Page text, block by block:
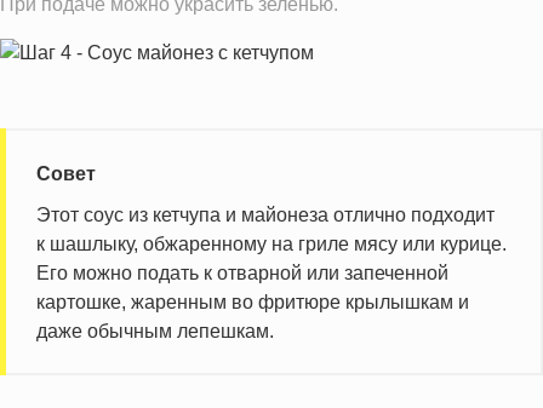
При подаче можно украсить зеленью.
Совет
Этот соус из кетчупа и майонеза отлично подходит
к шашлыку, обжаренному на гриле мясу или курице.
Его можно подать к отварной или запеченной
картошке, жаренным во фритюре крылышкам и
даже обычным лепешкам.